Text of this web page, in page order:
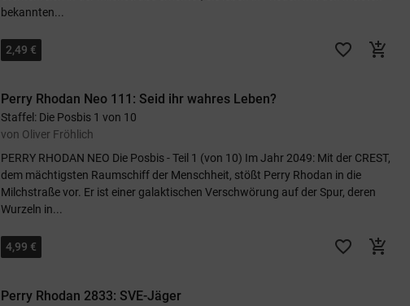
bekannten...
2,49 € favorite_border add_shopping_cart
Perry Rhodan Neo 111: Seid ihr wahres Leben?
Staffel: Die Posbis 1 von 10
von Oliver Fröhlich
PERRY RHODAN NEO Die Posbis - Teil 1 (von 10) Im Jahr 2049: Mit der CREST,
dem mächtigsten Raumschiff der Menschheit, stößt Perry Rhodan in die
Milchstraße vor. Er ist einer galaktischen Verschwörung auf der Spur, deren
Wurzeln in...
4,99 € favorite_border add_shopping_cart
Perry Rhodan 2833: SVE-Jäger